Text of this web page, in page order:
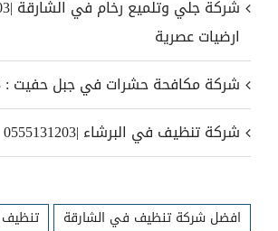
ارضيات عصرية
شركة مكافحة حشرات في جبل حفيت : 0555131203
شركة تنظيف في البرشاء |0555131203
افضل شركة تنظيف في الشارقة